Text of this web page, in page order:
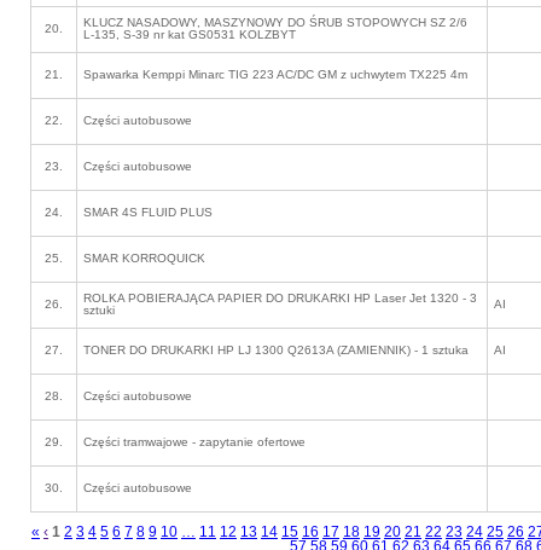
20.
KLUCZ NASADOWY, MASZYNOWY DO ŚRUB STOPOWYCH SZ 2/6
L-135, S-39 nr kat GS0531 KOLZBYT
21. Spawarka Kemppi Minarc TIG 223 AC/DC GM z uchwytem TX225 4m
22. Części autobusowe
23. Części autobusowe
24. SMAR 4S FLUID PLUS
25. SMAR KORROQUICK
26.
ROLKA POBIERAJĄCA PAPIER DO DRUKARKI HP Laser Jet 1320 - 3
sztuki
AI
27. TONER DO DRUKARKI HP LJ 1300 Q2613A (ZAMIENNIK) - 1 sztuka AI
28. Części autobusowe
29. Części tramwajowe - zapytanie ofertowe
30. Części autobusowe
« ‹ 1 2 3 4 5 6 7 8 9 10 … 11 12 13 14 15 16 17 18 19 20 21 22 23 24 25 26
57 58 59 60 61 62 63 64 65 66 67 68